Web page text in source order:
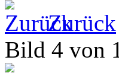
Zurück
Bild 4 von